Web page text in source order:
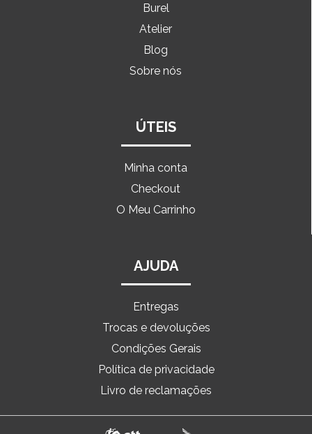
Burel
Atelier
Blog
Sobre nós
ÚTEIS
Minha conta
Checkout
O Meu Carrinho
AJUDA
Entregas
Trocas e devoluções
Condições Gerais
Política de privacidade
Livro de reclamações